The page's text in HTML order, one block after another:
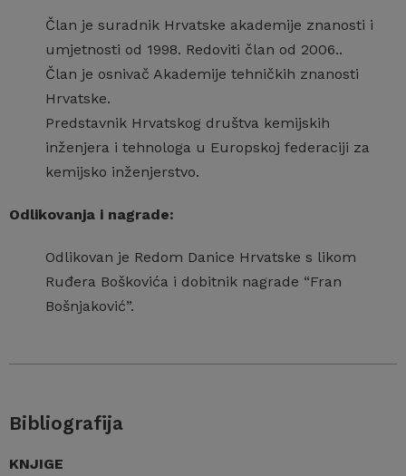
Član je suradnik Hrvatske akademije znanosti i
umjetnosti od 1998. Redoviti član od 2006..
Član je osnivač Akademije tehničkih znanosti
Hrvatske.
Predstavnik Hrvatskog društva kemijskih
inženjera i tehnologa u Europskoj federaciji za
kemijsko inženjerstvo.
Odlikovanja i nagrade:
Odlikovan je Redom Danice Hrvatske s likom
Ruđera Boškovića i dobitnik nagrade “Fran
Bošnjaković”.
Bibliografija
KNJIGE